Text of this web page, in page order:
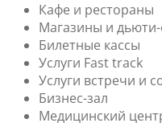
Кафе и рестораны
Магазины и
Билетные кассы
Услуги Fast track
Услуги встречи и
Бизнес-зал
Медицинский